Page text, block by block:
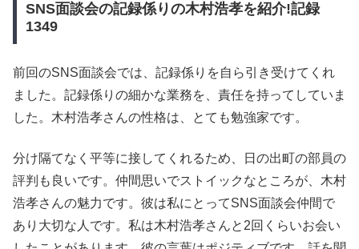
SNS面談会の記録係りの木村浩孝を紹介!記録
1349
前回のSNS面談会では、記録係りを自ら引き受けてくれ
ました。記録係りの細かな業務を、責任を持ってしていま
した。木村浩孝さんの性格は、とても勉強家です。
分け隔てなく平等に接してくれるため、日の出町の部員の
評判も良いです。仲間思いでストイックなところが、木村
浩孝さんの魅力です。彼は私にとってSNS面談会仲間で
あり大切な人です。私は木村浩孝さんと2回くらいお会い